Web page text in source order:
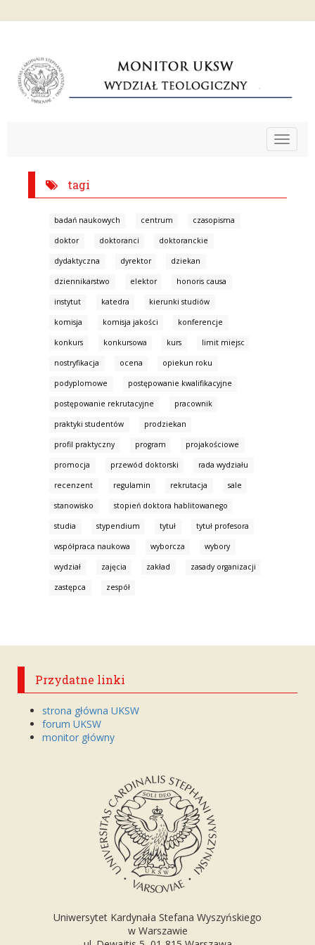
Toggle
tagi
badań naukowych centrum czasopisma
doktor doktoranci doktoranckie
dydaktyczna dyrektor dziekan
dziennikarstwo elektor honoris causa
instytut katedra kierunki studiów
komisja komisja jakości konferencje
konkurs konkursowa kurs limit miejsc
nostryfikacja ocena opiekun roku
podyplomowe postępowanie kwalifikacyjne
postępowanie rekrutacyjne pracownik
praktyki studentów prodziekan
profil praktyczny program projakościowe
promocja przewód doktorski rada wydziału
recenzent regulamin rekrutacja sale
stanowisko stopień doktora hablitowanego
studia stypendium tytuł tytuł profesora
współpraca naukowa wyborcza wybory
wydział zajęcia zakład zasady organizacji
zastępca zespół
Przydatne linki
strona główna UKSW
forum UKSW
monitor główny
Uniwersytet Kardynała Stefana Wyszyńskiego
w Warszawie